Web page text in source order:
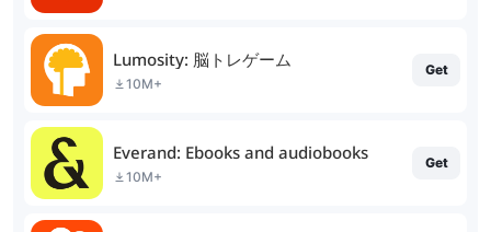
Lumosity: 脳トレゲーム
10M+
Get
Everand: Ebooks and audiobooks
10M+
Get